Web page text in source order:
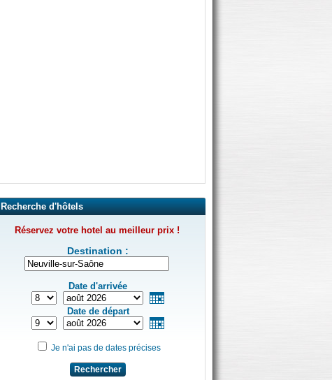
Recherche d'hôtels
Réservez votre hotel au meilleur prix !
Destination :
Date d'arrivée
Date de départ
Je n'ai pas de dates précises
Rechercher